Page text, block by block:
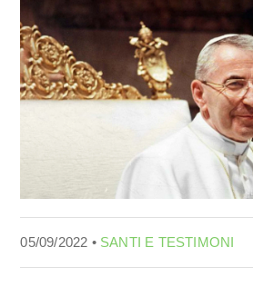
05/09/2022 • SANTI E TESTIMONI